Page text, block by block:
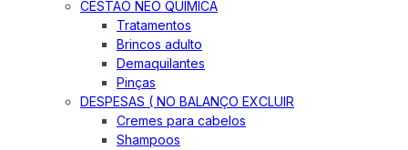
CESTÃO NEO QUIMICA
Tratamentos
Brincos adulto
Demaquilantes
Pinças
DESPESAS ( NO BALANÇO EXCLUIR
Cremes para cabelos
Shampoos